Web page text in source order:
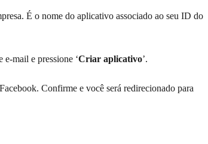
É o nome do aplicativo associado ao seu ID do
e-mail e pressione ‘Criar aplicativo’.
Confirme e você será redirecionado para